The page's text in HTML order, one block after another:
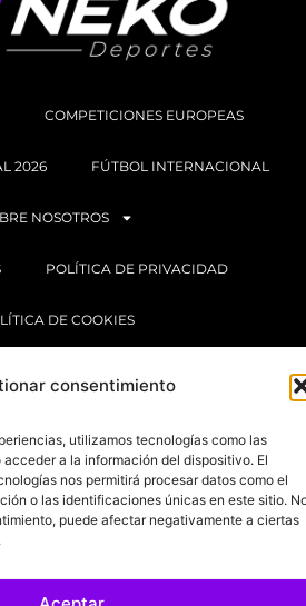
consentimiento
utilizamos tecnologías como las
a la información del dispositivo. El
nos permitirá procesar datos como el
o las identificaciones únicas en este sitio.
puede afectar negativamente a ciertas
COMPETICIONES EUROPEAS
2026 FÚTBOL INTERNACIONAL
NOSOTROS
POLÍTICA DE PRIVACIDAD
DE COOKIES
PORDARYL STUDIO.